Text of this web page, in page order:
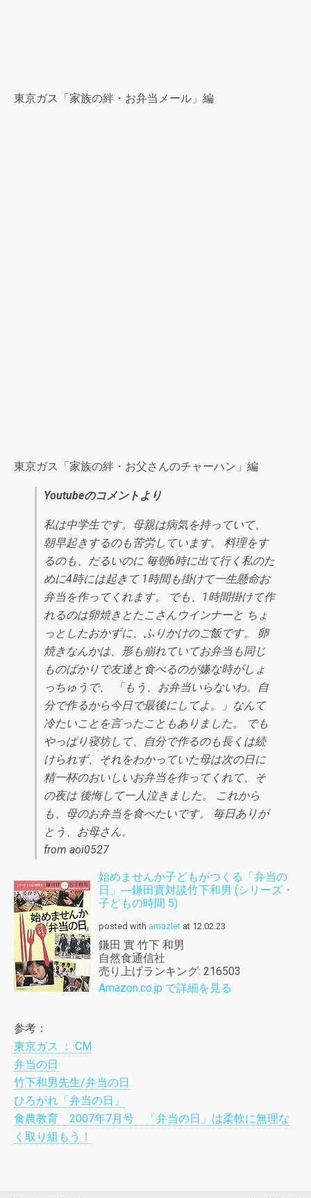
東京ガス「家族の絆・お弁当メール」編
東京ガス「家族の絆・お父さんのチャーハン」編
Youtubeのコメントより
私は中学生です。母親は病気を持っていて、
朝早起きするのも苦労しています。 料理をす
るのも、だるいのに 毎朝6時に出て行く私のた
めに4時には起きて 1時間も掛けて一生懸命お
弁当を作ってくれます。 でも、1時間掛けて作
れるのは卵焼きとたこさんウインナーと ちょ
っとしたおかずに、ふりかけのご飯です。 卵
焼きなんかは、形も崩れていてお弁当も同じ
ものばかりで友達と­食べるのが嫌な時がしょ
っちゅうで、 「もう、お弁当いらないわ。自
分で作るから今日で最後にしてよ。­」なんて
冷たいことを言ったこともありました。 でも
やっぱり寝坊して、自分で作るのも長くは続
けられず、それを­わかっていた母は次の日に
精一杯のおいしいお弁当を作ってくれて、そ
の夜は 後悔して一人泣きました。 これから
も、母のお弁当を食べたいです。 毎日ありが
とう、お母さん。
from aoi0527
始めませんか子どもがつくる「弁当の
日」―鎌田實対談竹下和男 (シリーズ・
子どもの時間 5)
posted with amazlet at 12.02.23
鎌田 實 竹下 和男
自然食通信社
売り上げランキング: 216503
Amazon.co.jp で詳細を見る
参考：
東京ガス ： CM
弁当の日
竹下和男先生/弁当の日
ひろがれ「弁当の日」
食農教育 2007年7月号 「弁当の日」は柔軟に無理な
く取り組もう！